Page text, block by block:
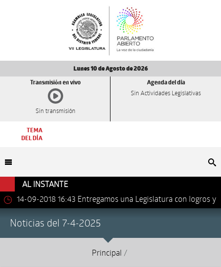
Lunes 10 de Agosto de 2026
Transmisión en vivo
Sin transmisión
Agenda del día
Sin Actividades Legislativas
TEMA
DEL DÍA
AL INSTANTE
14-09-2018 16:43 Entregamos una Legislatura con logros y
Noticias del 7-4-2025
Principal /